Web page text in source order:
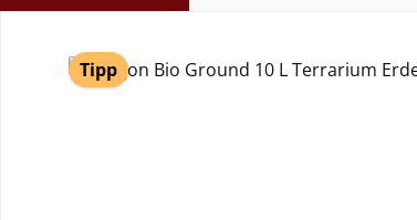
Produktgalerie überspringen
Tipp